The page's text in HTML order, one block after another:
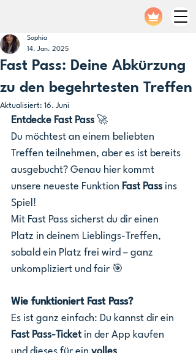
Fast Pass: Deine Abkürzung
zu den begehrtesten Treffen
Sophia
14. Jan. 2025
Aktualisiert: 16. Juni
Entdecke Fast Pass 🚀
Du möchtest an einem beliebten
Treffen teilnehmen, aber es ist bereits
ausgebucht? Genau hier kommt
unsere neueste Funktion Fast Pass ins
Spiel!
Mit Fast Pass sicherst du dir einen
Platz in deinem Lieblings-Treffen,
sobald ein Platz frei wird – ganz
unkompliziert und fair 🎯
Wie funktioniert Fast Pass?
Es ist ganz einfach: Du kannst dir ein
Fast Pass-Ticket in der App kaufen